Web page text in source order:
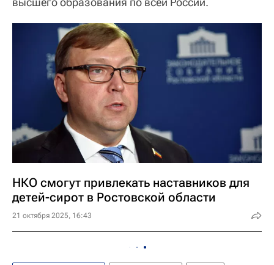
НКО смогут привлекать наставников для
детей-сирот в Ростовской области
21 октября 2025, 16:43